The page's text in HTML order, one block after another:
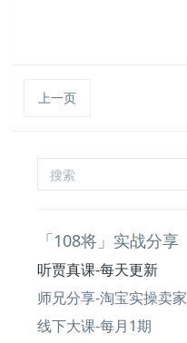
上一页
「108将」实战分享
听贾真课-每天更新
师兄分享-淘宝实操卖家
线下大课-每月1期